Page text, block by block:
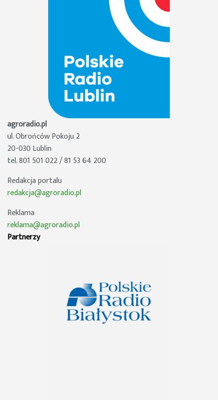
agroradio.pl
ul. Obrońców Pokoju 2
20-030 Lublin
tel. 801 501 022 / 81 53 64 200
Redakcja portalu
redakcja@agroradio.pl
Reklama
reklama@agroradio.pl
Partnerzy